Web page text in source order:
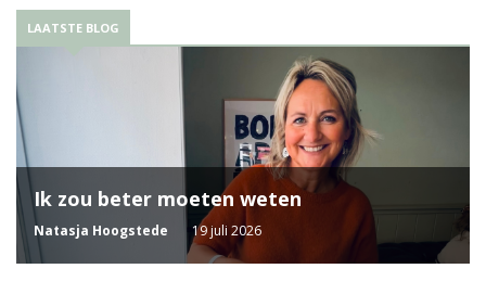
LAATSTE BLOG
Ik zou beter moeten weten
Natasja Hoogstede 19 juli 2026